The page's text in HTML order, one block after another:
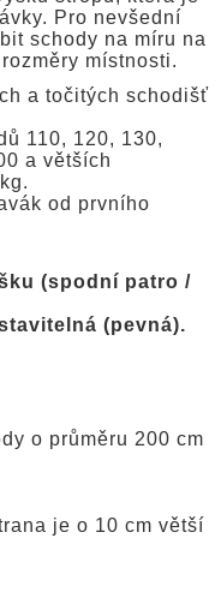
Pro nevšední
schody na míru na
místnosti.
a točitých schodišť
110, 120, 130,
a větších
od prvního
(spodní patro /
(pevná).
o průměru 200 cm
je o 10 cm větší